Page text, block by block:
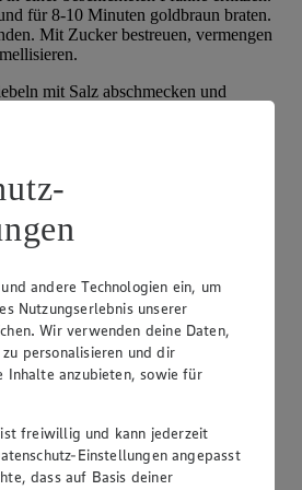
für 8-10 Minuten goldbraun braten.
Mit Zucker bestreuen, vermengen
mit Salz abschmecken und
Erwachsenen laut
%)
%)
andere Technologien ein, um
Nutzungserlebnis unserer
Wir verwenden deine Daten,
personalisieren und dir
Inhalte anzubieten, sowie für
freiwillig und kann jederzeit
Einstellungen angepasst
dass auf Basis deiner